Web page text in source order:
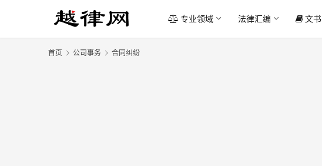
专业领域 法律汇编 文书
首页 公司事务 合同纠纷